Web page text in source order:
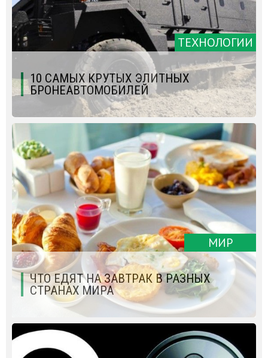
ТЕХНОЛОГИИ
10 САМЫХ КРУТЫХ ЭЛИТНЫХ
БРОНЕАВТОМОБИЛЕЙ
МИР
ЧТО ЕДЯТ НА ЗАВТРАК В РАЗНЫХ
СТРАНАХ МИРА